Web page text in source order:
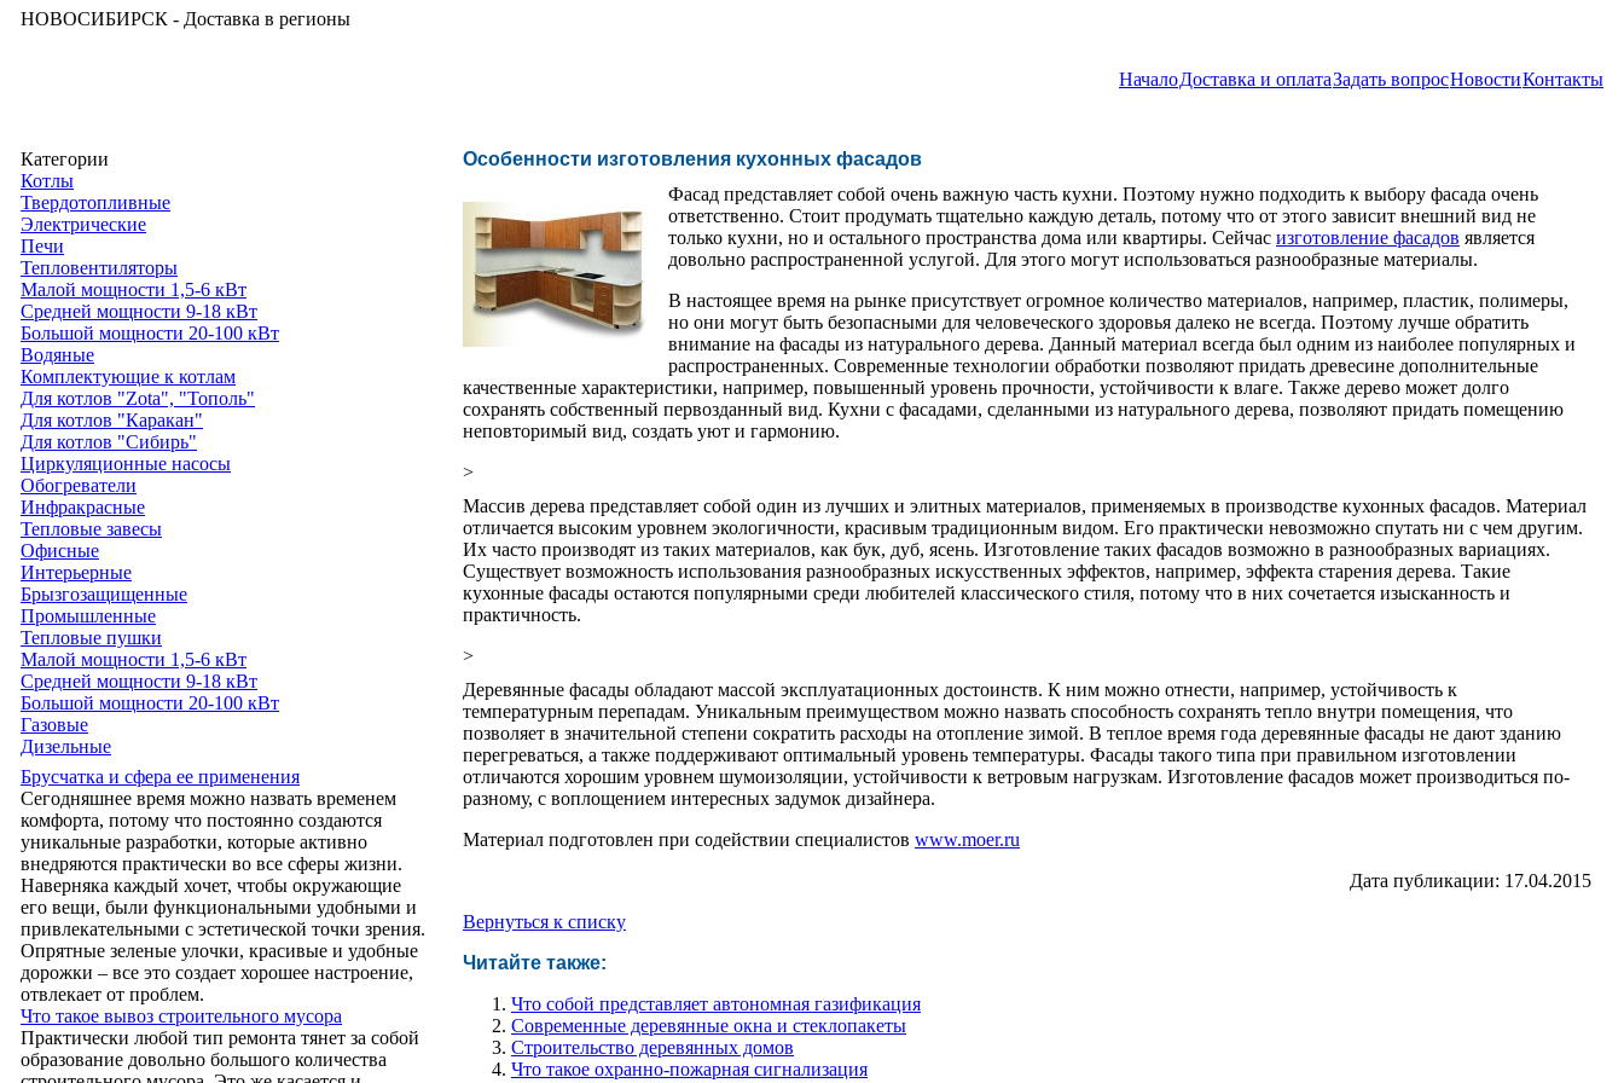
НОВОСИБИРСК - Доставка в регионы
НачалоДоставка и оплатаЗадать вопросНовостиКонтакты
Категории
Котлы
Твердотопливные
Электрические
Печи
Тепловентиляторы
Малой мощности 1,5-6 кВт
Средней мощности 9-18 кВт
Большой мощности 20-100 кВт
Водяные
Комплектующие к котлам
Для котлов "Zota", "Тополь"
Для котлов "Каракан"
Для котлов "Сибирь"
Циркуляционные насосы
Обогреватели
Инфракрасные
Тепловые завесы
Офисные
Интерьерные
Брызгозащищенные
Промышленные
Тепловые пушки
Малой мощности 1,5-6 кВт
Средней мощности 9-18 кВт
Большой мощности 20-100 кВт
Газовые
Дизельные
Брусчатка и сфера ее применения
Сегодняшнее время можно назвать временем
комфорта, потому что постоянно создаются
уникальные разработки, которые активно
внедряются практически во все сферы жизни.
Наверняка каждый хочет, чтобы окружающие
его вещи, были функциональными удобными и
привлекательными с эстетической точки зрения.
Опрятные зеленые улочки, красивые и удобные
дорожки – все это создает хорошее настроение,
отвлекает от проблем.
Что такое вывоз строительного мусора
Практически любой тип ремонта тянет за собой
образование довольно большого количества
Особенности изготовления кухонных фасадов
Фасад представляет собой очень важную часть кухни. Поэтому нужно подходить к выбору фасада очень
ответственно. Стоит продумать тщательно каждую деталь, потому что от этого зависит внешний вид не
только кухни, но и остального пространства дома или квартиры. Сейчас изготовление фасадов является
довольно распространенной услугой. Для этого могут использоваться разнообразные материалы.
В настоящее время на рынке присутствует огромное количество материалов, например, пластик, полимеры,
но они могут быть безопасными для человеческого здоровья далеко не всегда. Поэтому лучше обратить
внимание на фасады из натурального дерева. Данный материал всегда был одним из наиболее популярных и
распространенных. Современные технологии обработки позволяют придать древесине дополнительные
качественные характеристики, например, повышенный уровень прочности, устойчивости к влаге. Также дерево может долго
сохранять собственный первозданный вид. Кухни с фасадами, сделанными из натурального дерева, позволяют придать помещению
неповторимый вид, создать уют и гармонию.
>
Массив дерева представляет собой один из лучших и элитных материалов, применяемых в производстве кухонных фасадов. Материал
отличается высоким уровнем экологичности, красивым традиционным видом. Его практически невозможно спутать ни с чем другим.
Их часто производят из таких материалов, как бук, дуб, ясень. Изготовление таких фасадов возможно в разнообразных вариациях.
Существует возможность использования разнообразных искусственных эффектов, например, эффекта старения дерева. Такие
кухонные фасады остаются популярными среди любителей классического стиля, потому что в них сочетается изысканность и
практичность.
>
Деревянные фасады обладают массой эксплуатационных достоинств. К ним можно отнести, например, устойчивость к
температурным перепадам. Уникальным преимуществом можно назвать способность сохранять тепло внутри помещения, что
позволяет в значительной степени сократить расходы на отопление зимой. В теплое время года деревянные фасады не дают зданию
перегреваться, а также поддерживают оптимальный уровень температуры. Фасады такого типа при правильном изготовлении
отличаются хорошим уровнем шумоизоляции, устойчивости к ветровым нагрузкам. Изготовление фасадов может производиться по-
разному, с воплощением интересных задумок дизайнера.
Материал подготовлен при содействии специалистов www.moer.ru
Дата публикации: 17.04.2015
Вернуться к списку
Читайте также:
Что собой представляет автономная газификация
Современные деревянные окна и стеклопакеты
Строительство деревянных домов
Что такое охранно-пожарная сигнализация